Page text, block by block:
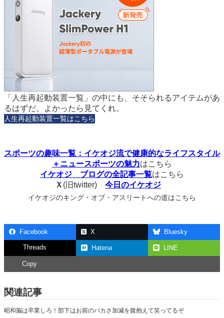
「人生再起動装置一覧」の中にも、そそられるアイテムがあ
るはずだ。よかったら見てくれ。
人生再起動装置一覧はこちら
スポーツの趣味一覧：イケオジ流で健康的なライフスタイル
＋ニュースポーツの魅力はこちら
イケオジ ブログの全記事一覧はこちら
Ｘ (旧twitter) 今日のイケオジ
イケオジのキング・オブ・アスリートへの道はこちら
Facebook X Bluesky
Threads Hatena LINE
Copy
関連記事
昭和脳は卒業しろ！部下はお前のバカさ加減を腹抱えて笑ってるぞ